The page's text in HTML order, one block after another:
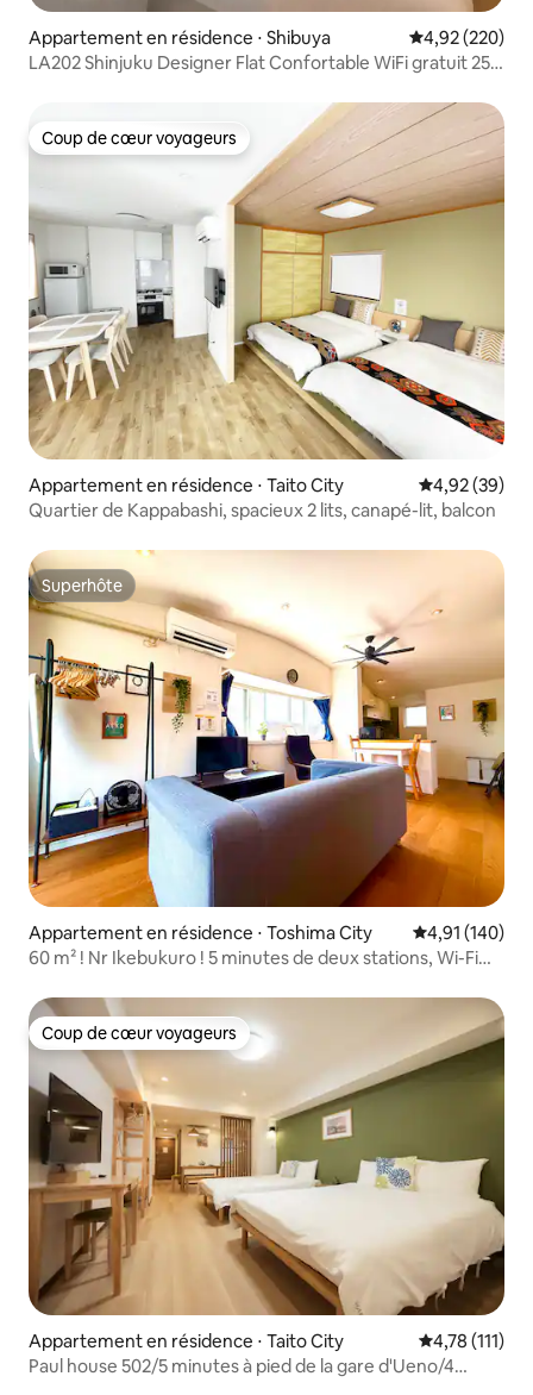
Appartement en résidence ⋅ Shibuya Évaluation
4,92 (220)
LA202 Shinjuku Designer Flat Confortable WiFi gratuit 25
Coup de cœur voyageurs
Coup de cœur voyageurs
Appartement en résidence ⋅ Taito City Évaluation
4,92 (39)
Quartier de Kappabashi, spacieux 2 lits, canapé-lit, balcon
Superhôte
Superhôte
Appartement en résidence ⋅ Toshima City Évaluation
4,91 (140)
60 m² ! Nr Ikebukuro ! 5 minutes de deux stations, Wi-Fi
Coup de cœur voyageurs
Coup de cœur voyageurs
Appartement en résidence ⋅ Taito City Évaluation
4,78 (111)
Paul house 502/5 minutes à pied de la gare d'Ueno/4